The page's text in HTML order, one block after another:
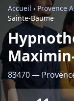
Accueil › Provence
Sainte-Baume
83470 —